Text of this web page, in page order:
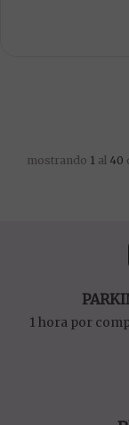
mostrando 1 al 40
1 hora por